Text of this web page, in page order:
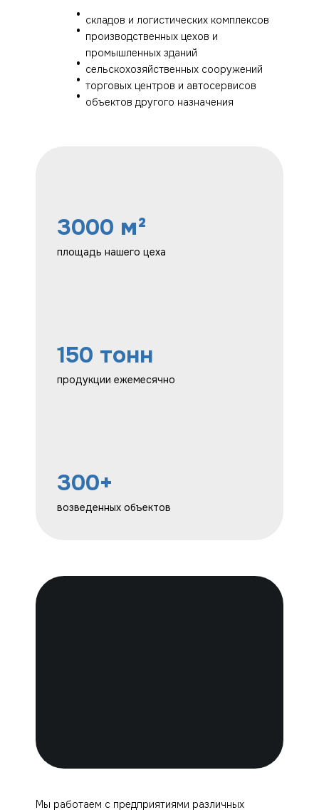
складов и логистических комплексов
производственных цехов и
промышленных зданий
сельскохозяйственных сооружений
торговых центров и автосервисов
объектов другого назначения
3000 м²
площадь нашего цеха
150 тонн
продукции ежемесячно
300+
возведенных объектов
Мы работаем с предприятиями различных